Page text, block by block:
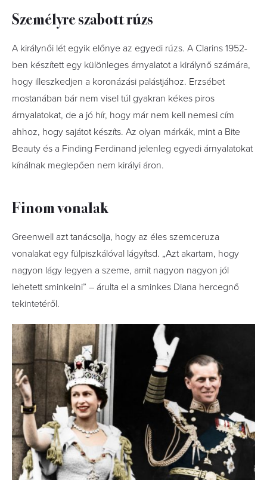
Személyre szabott rúzs
A királynői lét egyik előnye az egyedi rúzs. A Clarins 1952-
ben készített egy különleges árnyalatot a királynő számára,
hogy illeszkedjen a koronázási palástjához. Erzsébet
mostanában bár nem visel túl gyakran kékes piros
árnyalatokat, de a jó hír, hogy már nem kell nemesi cím
ahhoz, hogy sajátot készíts. Az olyan márkák, mint a Bite
Beauty és a Finding Ferdinand jelenleg egyedi árnyalatokat
kínálnak meglepően nem királyi áron.
Finom vonalak
Greenwell azt tanácsolja, hogy az éles szemceruza
vonalakat egy fülpiszkálóval lágyítsd. „Azt akartam, hogy
nagyon lágy legyen a szeme, amit nagyon nagyon jól
lehetett sminkelni” – árulta el a sminkes Diana hercegnő
tekintetéről.